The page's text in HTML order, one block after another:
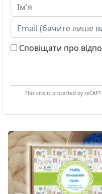
Сповіщати про
This site is protected by